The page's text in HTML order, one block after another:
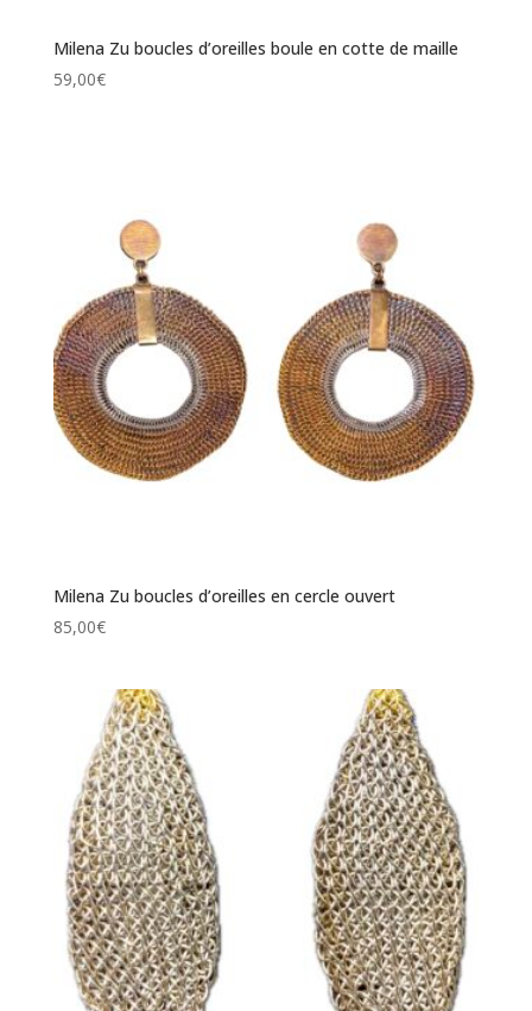
Milena Zu boucles d’oreilles boule en cotte de maille
59,00€
Milena Zu boucles d’oreilles en cercle ouvert
85,00€